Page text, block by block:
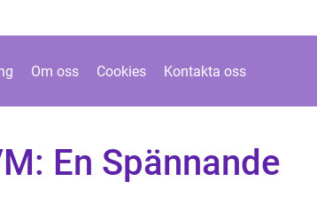
Om oss Cookies Kontakta oss
En Spännande